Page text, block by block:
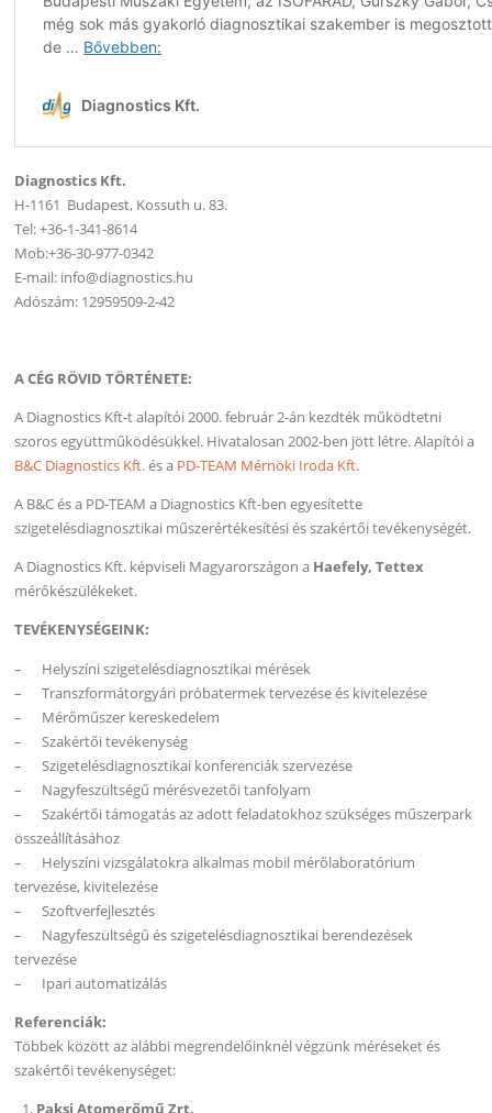
Diagnostics Kft.
H-1161 Budapest, Kossuth u. 83.
Tel: +36-1-341-8614
Mob:+36-30-977-0342
E-mail: info@diagnostics.hu
Adószám: 12959509-2-42
A CÉG RÖVID TÖRTÉNETE:
A Diagnostics Kft-t alapítói 2000. február 2-án kezdték működtetni
szoros együttműködésükkel. Hivatalosan 2002-ben jött létre. Alapítói a
B&C Diagnostics Kft.és a PD-TEAM Mérnöki Iroda Kft.
A B&C és a PD-TEAM a Diagnostics Kft-ben egyesítette
szigetelésdiagnosztikai műszerértékesítési és szakértői tevékenységét.
A Diagnostics Kft. képviseli Magyarországon a Haefely, Tettex
mérőkészülékeket.
TEVÉKENYSÉGEINK:
– Helyszíni szigetelésdiagnosztikai mérések
– Transzformátorgyári próbatermek tervezése és kivitelezése
– Mérőműszer kereskedelem
– Szakértői tevékenység
– Szigetelésdiagnosztikai konferenciák szervezése
– Nagyfeszültségű mérésvezetői tanfolyam
– Szakértői támogatás az adott feladatokhoz szükséges műszerpark
összeállításához
– Helyszíni vizsgálatokra alkalmas mobil mérőlaboratórium
tervezése, kivitelezése
– Szoftverfejlesztés
– Nagyfeszültségű és szigetelésdiagnosztikai berendezések
tervezése
– Ipari automatizálás
Referenciák:
Többek között az alábbi megrendelőinknél végzünk méréseket és
szakértői tevékenységet:
Paksi Atomerőmű Zrt.